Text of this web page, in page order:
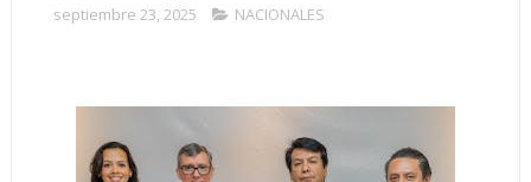
septiembre 23, 2025 NACIONALES